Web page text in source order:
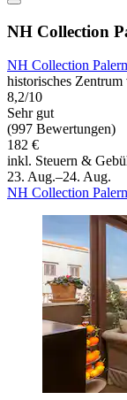
NH Collection
NH Collection
historisches
8,2/10
Sehr gut
(997 Bewertungen)
182 €
inkl. Steuern &
23. Aug.–24. Aug.
NH Collection